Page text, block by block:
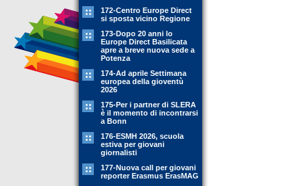
172-Centro Europe Direct
si sposta vicino Regione
173-Dopo 20 anni lo
Europe Direct Basilicata
apre a breve nuova sede a
Potenza
174-Ad aprile Settimana
europea della gioventù
2026
175-Per i partner di SLERA
è il momento di incontrarsi
a Bonn
176-ESMH 2026, scuola
estiva per giovani
giornalisti
177-Nuova call per giovani
reporter Erasmus ErasMAG